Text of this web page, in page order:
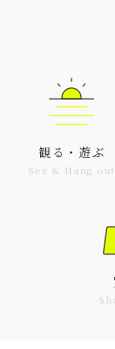
観る・遊ぶ
See & Hang out